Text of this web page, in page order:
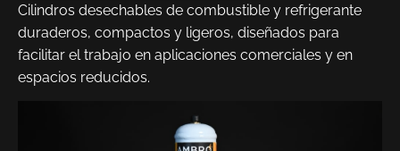
Cilindros desechables de combustible y refrigerante
duraderos, compactos y ligeros, diseñados para
facilitar el trabajo en aplicaciones comerciales y en
espacios reducidos.